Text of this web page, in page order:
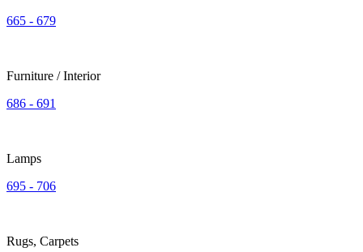
665 - 679
Furniture / Interior
686 - 691
Lamps
695 - 706
Rugs, Carpets